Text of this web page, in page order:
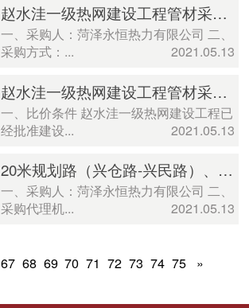
赵水洼一级热网建设工程管材采购及保温施工成交公示
一、采购人：菏泽永恒热力有限公司 二、
采购方式：...
2021.05.13
赵水洼一级热网建设工程管材采购及保温施工比价公告
一、比价条件 赵水洼一级热网建设工程已
经批准建设...
2021.05.13
20米规划路（兴仓路-兴民路）、纬五路（兴仓路-兴民路）一级热网建设工程管材采购及保温施工成交公示
一、采购人：菏泽永恒热力有限公司 二、
采购代理机...
2021.05.13
67 68 69 70 71 72 73 74 75 »